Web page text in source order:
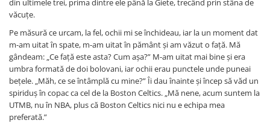
din ultimele trei, prima dintre ele până la Giete, trecând prin stâna de
văcuțe.
Pe măsură ce urcam, la fel, ochii mi se închideau, iar la un moment dat
m-am uitat în spate, m-am uitat în pământ și am văzut o față. Mă
gândeam: „Ce față este asta? Cum așa?” M-am uitat mai bine și era
umbra formată de doi bolovani, iar ochii erau punctele unde puneai
bețele. „Măh, ce se întâmplă cu mine?” Îi dau înainte și încep să văd un
spiriduș în copac ca cel de la Boston Celtics. „Mă nene, acum suntem la
UTMB, nu în NBA, plus că Boston Celtics nici nu e echipa mea
preferată.”